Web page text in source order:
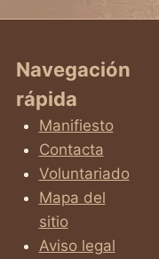
Navegación
rápida
Manifiesto
Contacta
Voluntariado
Mapa del
sitio
Aviso legal